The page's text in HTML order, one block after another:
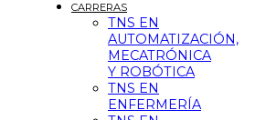
CARRERAS
TNS EN
AUTOMATIZACIÓN,
MECATRÓNICA
Y ROBÓTICA
TNS EN
ENFERMERÍA